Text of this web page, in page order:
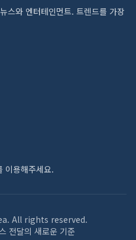
스와 엔터테인먼트. 트렌드를 가장
이용해주세요.
All rights reserved.
전달의 새로운 기준